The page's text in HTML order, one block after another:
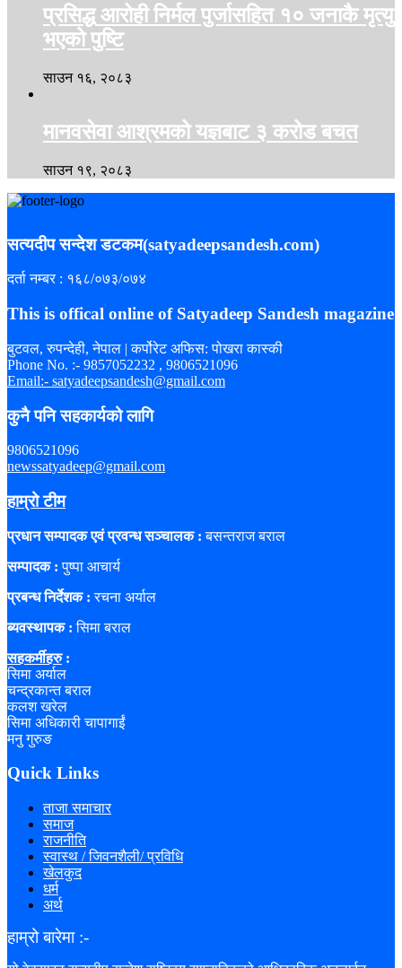
प्रसिद्ध आरोही निर्मल पुर्जासहित १० जनाकै मृत्यु
भएको पुष्टि
साउन १६, २०८३
मानवसेवा आश्रमको यज्ञबाट ३ करोड बचत
साउन १९, २०८३
सत्यदीप सन्देश डटकम(satyadeepsandesh.com)
दर्ता नम्बर : १६८/०७३/०७४
This is offical online of Satyadeep Sandesh magazine
बुटवल, रुपन्देही, नेपाल | कर्पोरेट अफिस: पोखरा कास्की
Phone No. :- 9857052232 , 9806521096
Email:- satyadeepsandesh@gmail.com
कुनै पनि सहकार्यको लागि
9806521096
newssatyadeep@gmail.com
हाम्रो टीम
प्रधान सम्पादक एवं प्रवन्ध सञ्चालक : बसन्तराज बराल
सम्पादक : पुष्पा आचार्य
प्रबन्ध निर्देशक : रचना अर्याल
ब्यवस्थापक : सिमा बराल
सहकर्मीहरु:
सिमा अर्याल
चन्द्रकान्त बराल
कलश खरेल
सिमा अधिकारी चापागाईं
मनु गुरुङ
Quick Links
ताजा समाचार
समाज
राजनीति
स्वास्थ / जिवनशैली/ प्रविधि
खेलकुद
धर्म
अर्थ
हाम्रो बारेमा :-